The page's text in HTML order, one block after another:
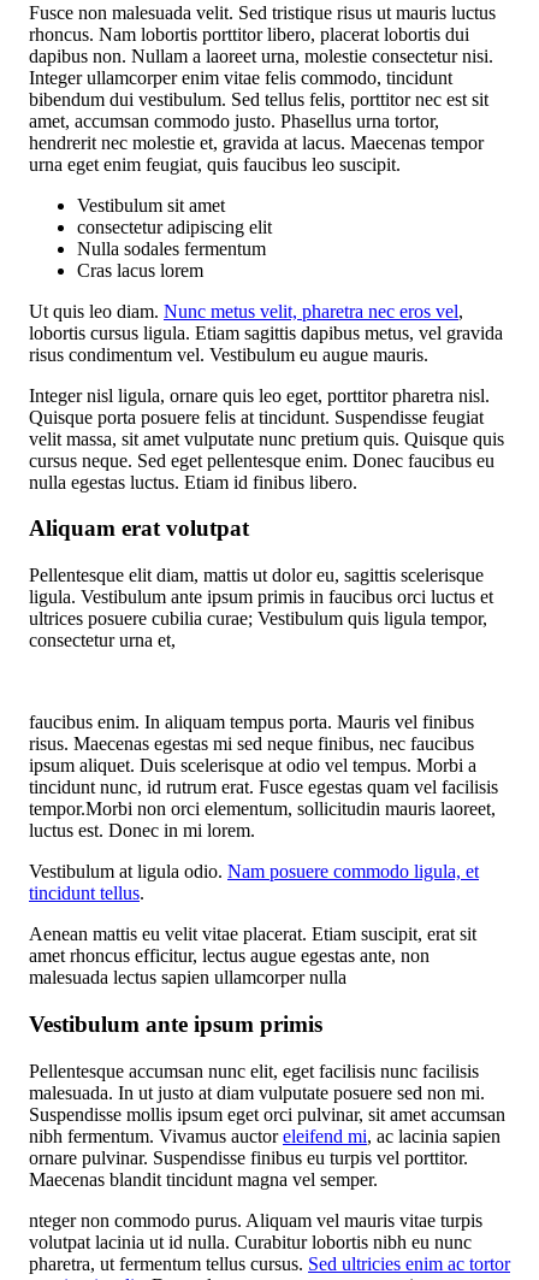
Fusce non malesuada velit. Sed tristique risus ut mauris luctus
rhoncus. Nam lobortis porttitor libero, placerat lobortis dui
dapibus non. Nullam a laoreet urna, molestie consectetur nisi.
Integer ullamcorper enim vitae felis commodo, tincidunt
bibendum dui vestibulum. Sed tellus felis, porttitor nec est sit
amet, accumsan commodo justo. Phasellus urna tortor,
hendrerit nec molestie et, gravida at lacus. Maecenas tempor
urna eget enim feugiat, quis faucibus leo suscipit.
Vestibulum sit amet
consectetur adipiscing elit
Nulla sodales fermentum
Cras lacus lorem
Ut quis leo diam. Nunc metus velit, pharetra nec eros vel,
lobortis cursus ligula. Etiam sagittis dapibus metus, vel gravida
risus condimentum vel. Vestibulum eu augue mauris.
Integer nisl ligula, ornare quis leo eget, porttitor pharetra nisl.
Quisque porta posuere felis at tincidunt. Suspendisse feugiat
velit massa, sit amet vulputate nunc pretium quis. Quisque quis
cursus neque. Sed eget pellentesque enim. Donec faucibus eu
nulla egestas luctus. Etiam id finibus libero.
Aliquam erat volutpat
Pellentesque elit diam, mattis ut dolor eu, sagittis scelerisque
ligula. Vestibulum ante ipsum primis in faucibus orci luctus et
ultrices posuere cubilia curae; Vestibulum quis ligula tempor,
consectetur urna et,
faucibus enim. In aliquam tempus porta. Mauris vel finibus
risus. Maecenas egestas mi sed neque finibus, nec faucibus
ipsum aliquet. Duis scelerisque at odio vel tempus. Morbi a
tincidunt nunc, id rutrum erat. Fusce egestas quam vel facilisis
tempor.Morbi non orci elementum, sollicitudin mauris laoreet,
luctus est. Donec in mi lorem.
Vestibulum at ligula odio. Nam posuere commodo ligula, et
tincidunt tellus.
Aenean mattis eu velit vitae placerat. Etiam suscipit, erat sit
amet rhoncus efficitur, lectus augue egestas ante, non
malesuada lectus sapien ullamcorper nulla
Vestibulum ante ipsum primis
Pellentesque accumsan nunc elit, eget facilisis nunc facilisis
malesuada. In ut justo at diam vulputate posuere sed non mi.
Suspendisse mollis ipsum eget orci pulvinar, sit amet accumsan
nibh fermentum. Vivamus auctoreleifend mi, ac lacinia sapien
ornare pulvinar. Suspendisse finibus eu turpis vel porttitor.
Maecenas blandit tincidunt magna vel semper.
nteger non commodo purus. Aliquam vel mauris vitae turpis
volutpat lacinia ut id nulla. Curabitur lobortis nibh eu nunc
pharetra, ut fermentum tellus cursus. Sed ultricies enim ac tortor